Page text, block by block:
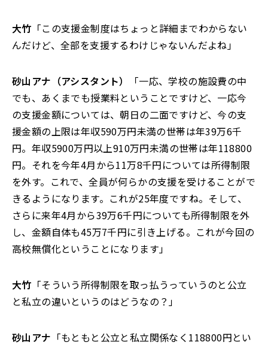
大竹 「この支援金制度はちょっと詳細までわからない
んだけど、全部を支援するわけじゃないんだよね」
砂山アナ（アシスタント）
「一応、学校の施設費の中
でも、あくまでも授業料ということですけど、一応今
の支援金額については、朝日の二面ですけど、今の支
援金額の上限は年収590万円未満の世帯は年39万6千
円。年収5900万円以上910万円未満の世帯は年118800
円。それを今年4月から11万8千円については所得制限
を外す。これで、全員が何らかの支援を受けることがで
きるようになります。これが25年度ですね。そして、
さらに来年4月から39万6千円についても所得制限を外
し、金額自体も45万7千円に引き上げる。これが今回の
高校無償化ということになります」
大竹 「そういう所得制限を取っ払うっていうのと公立
と私立の違いというのはどうなの？」
砂山アナ 「もともと公立と私立関係なく118800円とい